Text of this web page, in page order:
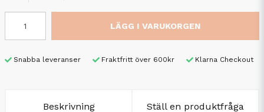
LÄGG I VARUKORGEN
Snabba leveranser Fraktfritt över 600kr Klarna Checkout
Beskrivning Ställ en produktfråga